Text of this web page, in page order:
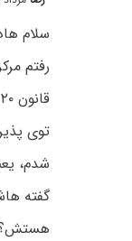
سلام
رفتم
شدم،
گفته